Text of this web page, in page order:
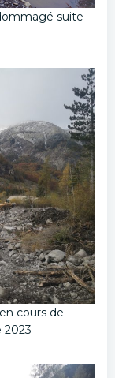
suite
cours de